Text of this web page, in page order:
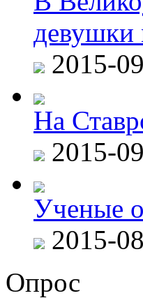
2015-
На
2015-
Ученые
2015-
Опрос